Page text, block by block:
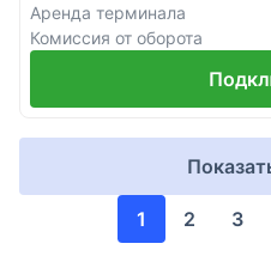
Аренда терминала
Комиссия от оборота
1 2 3